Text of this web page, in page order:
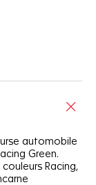
automobile
Green.
Racing,